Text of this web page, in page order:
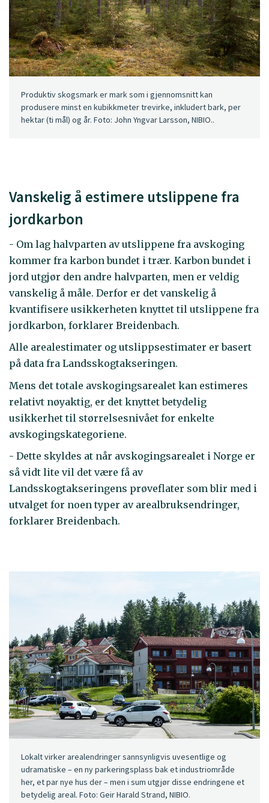
Produktiv skogsmark er mark som i gjennomsnitt kan
produsere minst en kubikkmeter trevirke, inkludert bark, per
hektar (ti mål) og år. Foto: John Yngvar Larsson, NIBIO..
Vanskelig å estimere utslippene fra
jordkarbon
- Om lag halvparten av utslippene fra avskoging
kommer fra karbon bundet i trær. Karbon bundet i
jord utgjør den andre halvparten, men er veldig
vanskelig å måle. Derfor er det vanskelig å
kvantifisere usikkerheten knyttet til utslippene fra
jordkarbon, forklarer Breidenbach.
Alle arealestimater og utslippsestimater er basert
på data fra Landsskogtakseringen.
Mens det totale avskogingsarealet kan estimeres
relativt nøyaktig, er det knyttet betydelig
usikkerhet til størrelsesnivået for enkelte
avskogingskategoriene.
- Dette skyldes at når avskogingsarealet i Norge er
så vidt lite vil det være få av
Landsskogtakseringens prøveflater som blir med i
utvalget for noen typer av arealbruksendringer,
forklarer Breidenbach.
Lokalt virker arealendringer sannsynligvis uvesentlige og
udramatiske – en ny parkeringsplass bak et industriområde
her, et par nye hus der – men i sum utgjør disse endringene et
betydelig areal. Foto: Geir Harald Strand, NIBIO.